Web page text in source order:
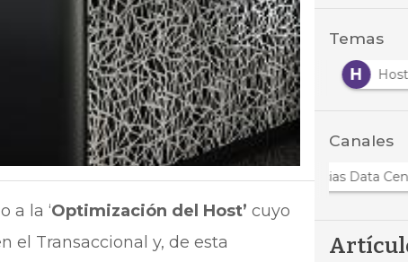
a la ‘Optimización del Host’ cuyo
el Transaccional y, de esta
Temas
C
Centros de datos H
Canales
N
Noticias Data